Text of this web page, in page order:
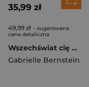
35,99 zł
49,99 zł - sugerowana
cena detaliczna
Wszechświat cię wspiera Uwierz w cuda
Gabrielle Bernstein